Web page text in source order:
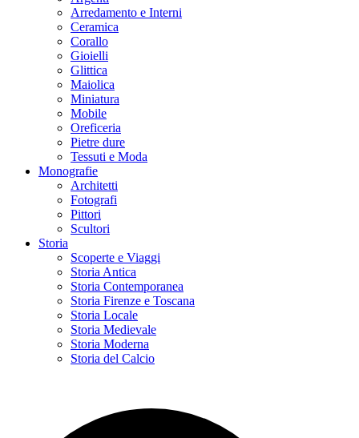
Arredamento e Interni
Ceramica
Corallo
Gioielli
Glittica
Maiolica
Miniatura
Mobile
Oreficeria
Pietre dure
Tessuti e Moda
Monografie
Architetti
Fotografi
Pittori
Scultori
Storia
Scoperte e Viaggi
Storia Antica
Storia Contemporanea
Storia Firenze e Toscana
Storia Locale
Storia Medievale
Storia Moderna
Storia del Calcio